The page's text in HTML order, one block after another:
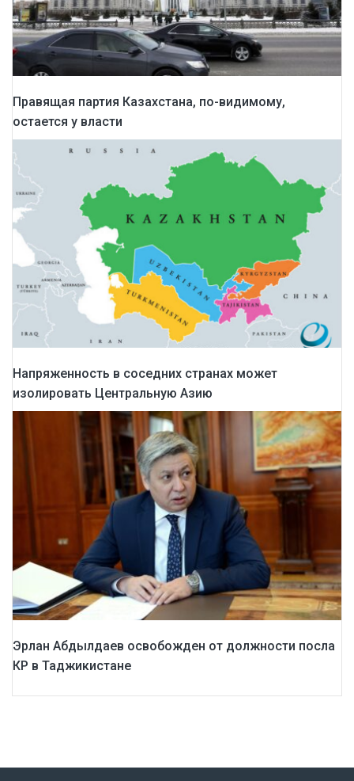
Правящая партия Казахстана, по-видимому,
остается у власти
Напряженность в соседних странах может
изолировать Центральную Азию
Эрлан Абдылдаев освобожден от должности посла
КР в Таджикистане